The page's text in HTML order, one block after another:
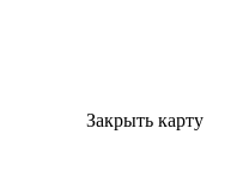
Закрыть карту